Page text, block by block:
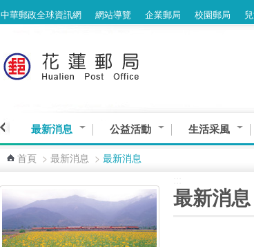
中華郵政全球資訊網 網站導覽 企業郵局 校園郵局
最新消息 公益活動 生活采風
首頁 > 最新消息 > 最新消息
最新消息